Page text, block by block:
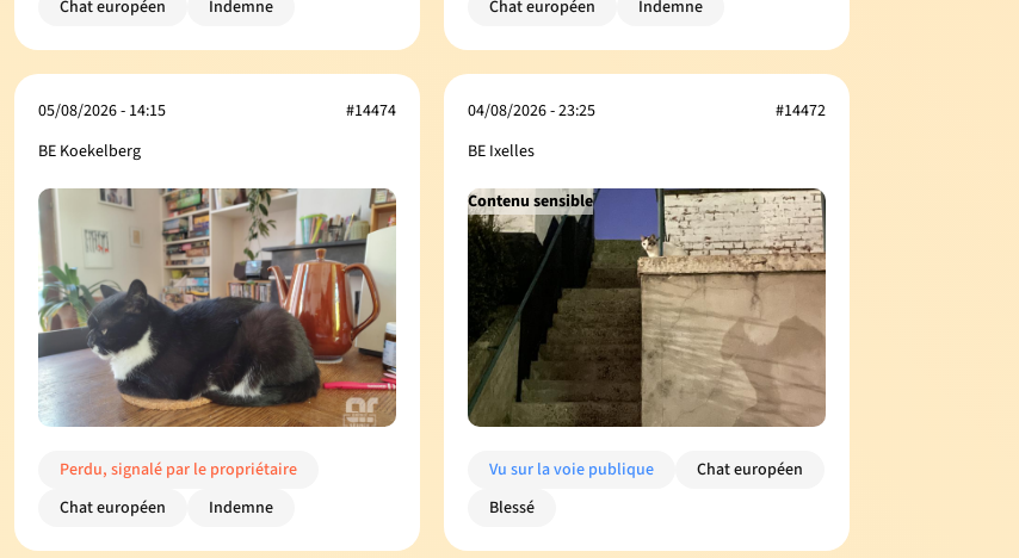
Chat européen
Indemne
Chat européen
Indemne
05/08/2026 - 14:15
BE Koekelberg
#14474
Perdu, signalé par le propriétaire
Chat européen
Indemne
04/08/2026 - 23:25
BE Ixelles
#14472
Contenu sensible
Vu sur la voie publique
Chat européen
Blessé